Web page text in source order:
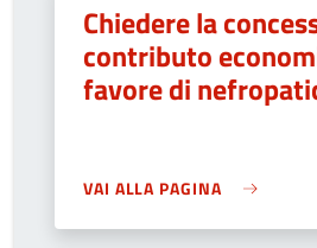
Chiedere la
contributo
favore di
VAI ALLA PAGINA